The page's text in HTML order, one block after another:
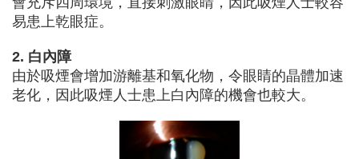
易患上乾眼症。
2. 白內障
由於吸煙會增加游離基和氧化物，令眼睛的晶體加速
老化，因此吸煙人士患上白內障的機會也較大。